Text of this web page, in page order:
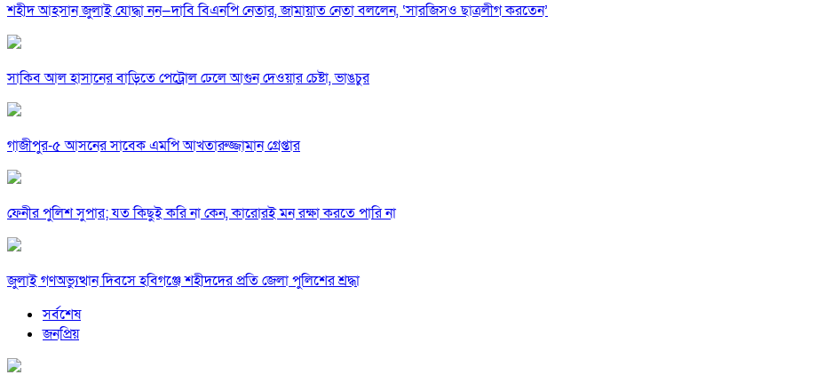
শহীদ আহসান জুলাই যোদ্ধা নন—দাবি বিএনপি নেতার, জামায়াত নেতা বললেন, ‘সারজিসও ছাত্রলীগ করতেন’
সাকিব আল হাসানের বাড়িতে পেট্রোল ঢেলে আগুন দেওয়ার চেষ্টা, ভাঙচুর
গাজীপুর-৫ আসনের সাবেক এমপি আখতারুজ্জামান গ্রেপ্তার
ফেনীর পুলিশ সুপার; যত কিছুই করি না কেন, কারোরই মন রক্ষা করতে পারি না
জুলাই গণঅভ্যুত্থান দিবসে হবিগঞ্জে শহীদদের প্রতি জেলা পুলিশের শ্রদ্ধা
সর্বশেষ
জনপ্রিয়